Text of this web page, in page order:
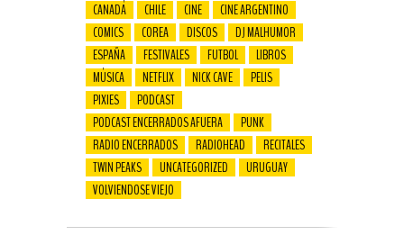
CANADÁ
CHILE CINE
CINE ARGENTINO
COMICS
COREA DISCOS
DJ MALHUMOR
ESPAÑA
FESTIVALES FUTBOL
LIBROS
MÚSICA
NETFLIX NICK CAVE
PELIS
PIXIES
PODCAST
PODCAST ENCERRADOS AFUERA
PUNK
RADIO ENCERRADOS
RADIOHEAD
RECITALES
TWIN PEAKS
UNCATEGORIZED
URUGUAY
VOLVIENDOSE VIEJO